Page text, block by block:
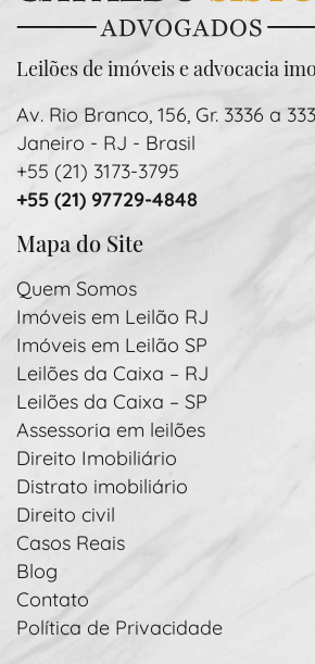
Leilões de imóveis e advocacia
Av. Rio Branco, 156, Gr. 3336 a
Janeiro - RJ - Brasil
+55 (21) 3173-3795
+55 (21) 97729-4848
Mapa do Site
Quem Somos
Imóveis em Leilão RJ
Imóveis em Leilão SP
Leilões da Caixa – RJ
Leilões da Caixa – SP
Assessoria em leilões
Direito Imobiliário
Distrato imobiliário
Direito civil
Casos Reais
Blog
Contato
Política de Privacidade